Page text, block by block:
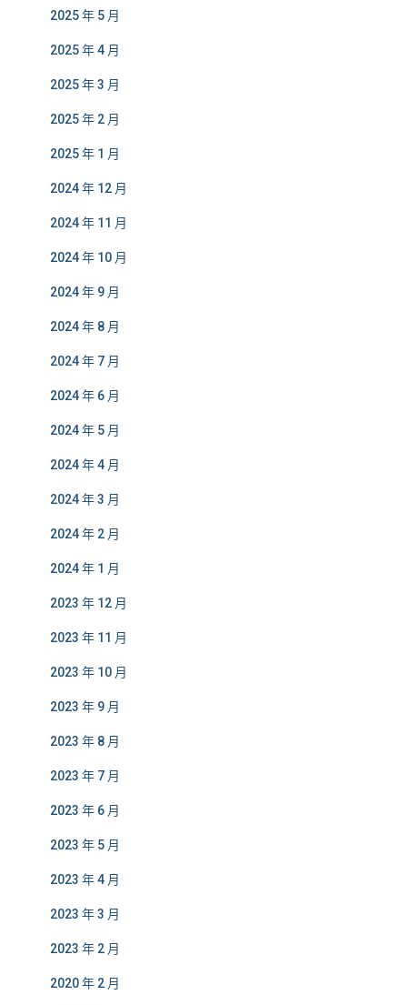
2025 年 5 月
2025 年 4 月
2025 年 3 月
2025 年 2 月
2025 年 1 月
2024 年 12 月
2024 年 11 月
2024 年 10 月
2024 年 9 月
2024 年 8 月
2024 年 7 月
2024 年 6 月
2024 年 5 月
2024 年 4 月
2024 年 3 月
2024 年 2 月
2024 年 1 月
2023 年 12 月
2023 年 11 月
2023 年 10 月
2023 年 9 月
2023 年 8 月
2023 年 7 月
2023 年 6 月
2023 年 5 月
2023 年 4 月
2023 年 3 月
2023 年 2 月
2020 年 2 月